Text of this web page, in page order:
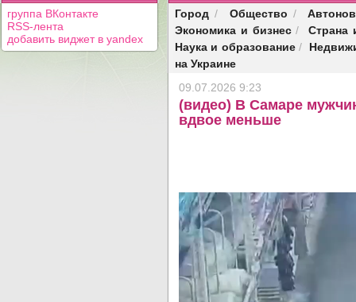
группа ВКонтакте
RSS-лента
добавить виджет в yandex
Город / Общество /
Экономика и бизнес/
Страна
Наука и образование/
на Украине
09.07.2026 9:23
(видео) В Самаре
вдвое меньше